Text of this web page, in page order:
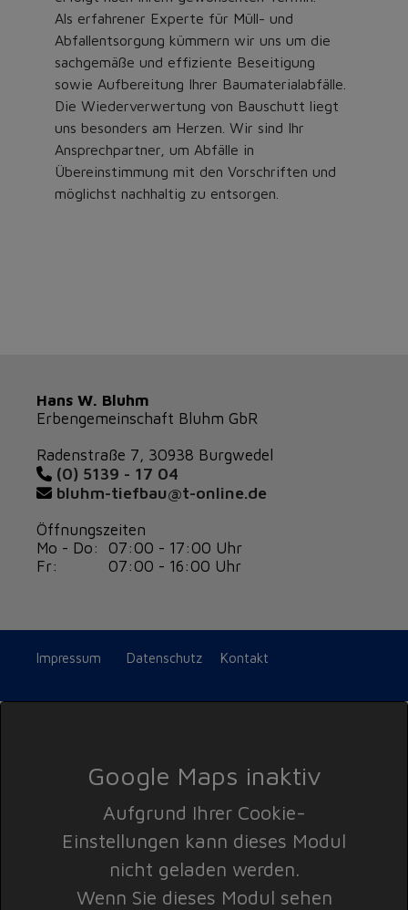
Als erfahrener Experte für Müll- und
Abfallentsorgung kümmern wir uns um die
sachgemäße und effiziente Beseitigung
sowie Aufbereitung Ihrer Baumaterialabfälle.
Die Wiederverwertung von Bauschutt liegt
uns besonders am Herzen. Wir sind Ihr
Ansprechpartner, um Abfälle in
Übereinstimmung mit den Vorschriften und
möglichst nachhaltig zu entsorgen.
Hans W. Bluhm
Erbengemeinschaft Bluhm GbR
Radenstraße 7, 30938 Burgwedel
(0) 5139 - 17 04
bluhm-tiefbau@t-online.de
Öffnungszeiten
Mo - Do: 07:00 - 17:00 Uhr
Fr: 07:00 - 16:00 Uhr
Impressum Datenschutz Kontakt
Google Maps inaktiv
Aufgrund Ihrer Cookie-
Einstellungen kann dieses Modul
nicht geladen werden.
Wenn Sie dieses Modul sehen